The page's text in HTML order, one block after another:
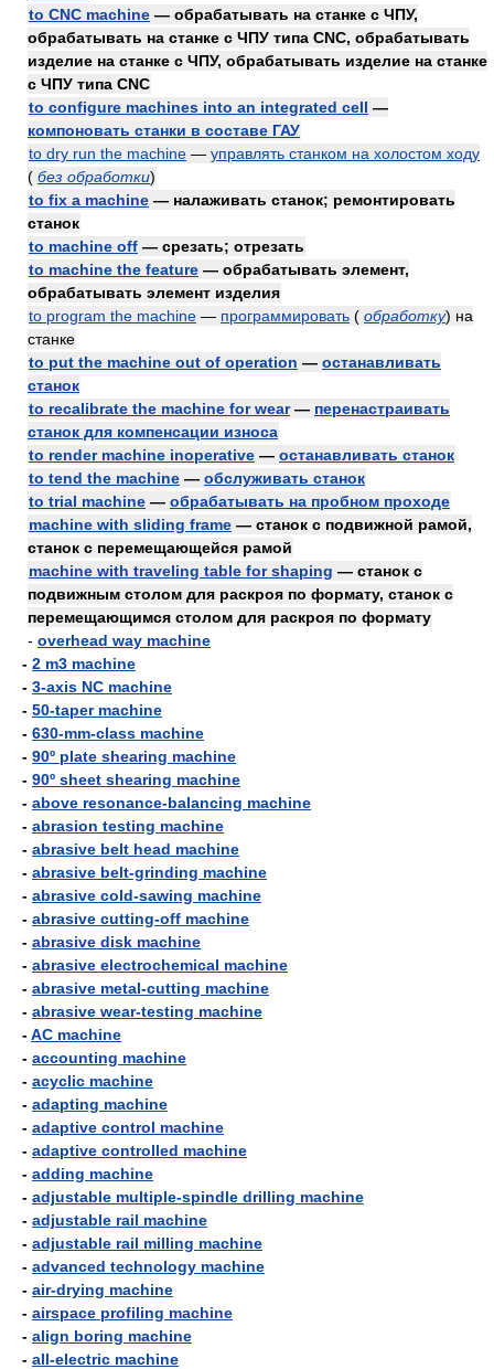
to CNC machine — обрабатывать на станке с ЧПУ,
обрабатывать на станке с ЧПУ типа CNC, обрабатывать
изделие на станке с ЧПУ, обрабатывать изделие на станке
с ЧПУ типа CNC
to configure machines into an integrated cell —
компоновать станки в составе ГАУ
to dry run the machine — управлять станком на холостом ходу
( без обработки)
to fix a machine — налаживать станок; ремонтировать
станок
to machine off — срезать; отрезать
to machine the feature — обрабатывать элемент,
обрабатывать элемент изделия
to program the machine — программировать ( обработку) на
станке
to put the machine out of operation — останавливать
станок
to recalibrate the machine for wear— перенастраивать
станок для компенсации износа
to render machine inoperative — останавливать станок
to tend the machine — обслуживать станок
to trial machine — обрабатывать на пробном проходе
machine with sliding frame — станок с подвижной рамой,
станок с перемещающейся рамой
machine with traveling table for shaping — станок с
подвижным столом для раскроя по формату, станок с
перемещающимся столом для раскроя по формату
- overhead way machine
- 2 m3 machine
- 3-axis NC machine
- 50-taper machine
- 630-mm-class machine
- 90º plate shearing machine
- 90º sheet shearing machine
- above resonance-balancing machine
- abrasion testing machine
- abrasive belt head machine
- abrasive belt-grinding machine
- abrasive cold-sawing machine
- abrasive cutting-off machine
- abrasive disk machine
- abrasive electrochemical machine
- abrasive metal-cutting machine
- abrasive wear-testing machine
-AC machine
- accounting machine
- acyclic machine
- adapting machine
- adaptive control machine
- adaptive controlled machine
- adding machine
- adjustable multiple-spindle drilling machine
- adjustable rail machine
- adjustable rail milling machine
- advanced technology machine
- air-drying machine
- airspace profiling machine
- align boring machine
- all-electric machine